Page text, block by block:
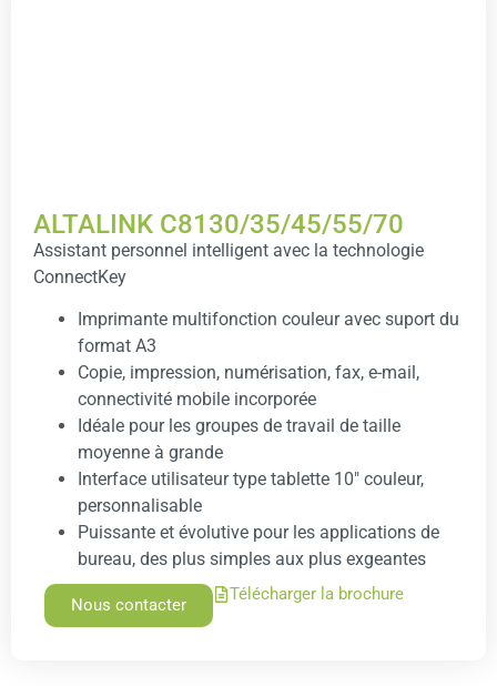
ALTALINK C8130/35/45/55/70
Assistant personnel intelligent avec la technologie
ConnectKey
Imprimante multifonction couleur avec suport du
format A3
Copie, impression, numérisation, fax, e-mail,
connectivité mobile incorporée
Idéale pour les groupes de travail de taille
moyenne à grande
Interface utilisateur type tablette 10″ couleur,
personnalisable
Puissante et évolutive pour les applications de
bureau, des plus simples aux plus exgeantes
Nous contacter
Télécharger la brochure